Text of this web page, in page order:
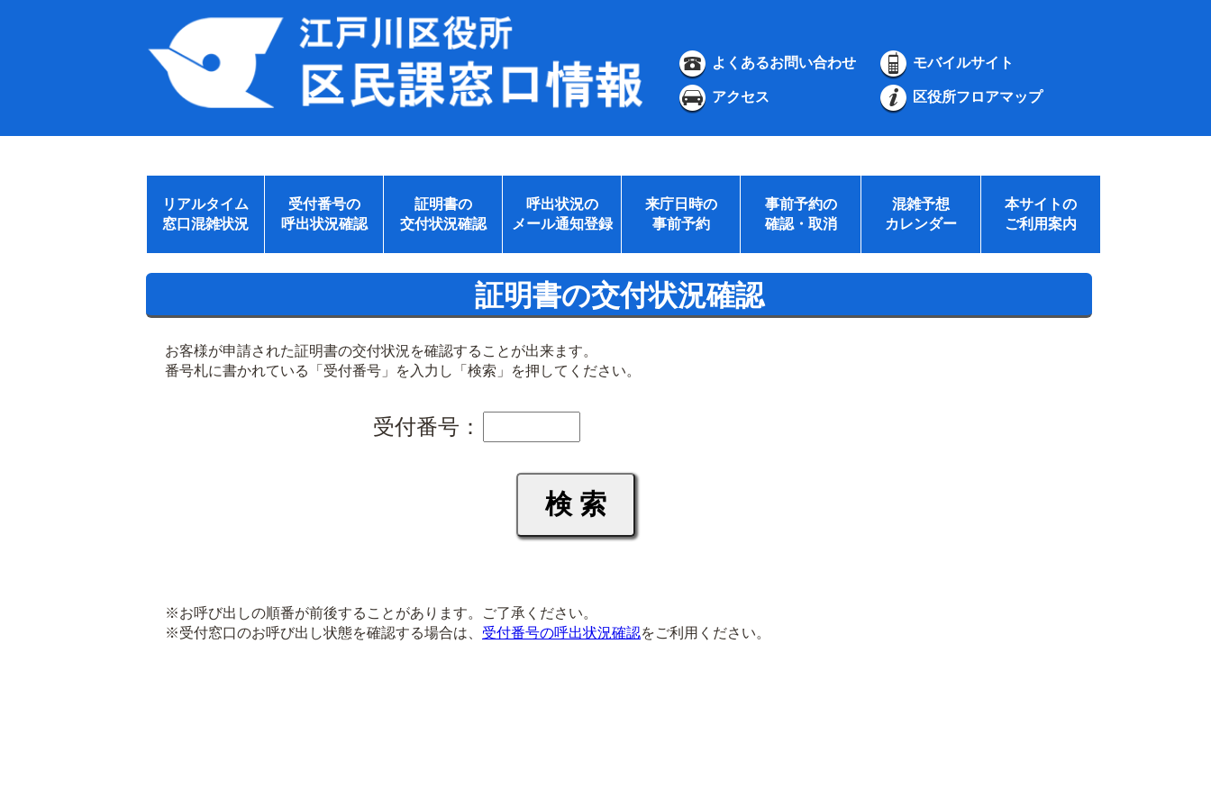
よくあるお問い合わせ モバイルサイト
アクセス 区役所フロアマップ
リアルタイム
窓口混雑状況
受付番号の
呼出状況確認
証明書の
交付状況確認
呼出状況の
メール通知登録
来庁日時の
事前予約
事前予約の
確認・取消
混雑予想
カレンダー
本サイトの
ご利用案内
証明書の交付状況確認
お客様が申請された証明書の交付状況を確認することが出来ます。
番号札に書かれている「受付番号」を入力し「検索」を押してください。
受付番号：
※お呼び出しの順番が前後することがあります。ご了承ください。
※受付窓口のお呼び出し状態を確認する場合は、 受付番号の呼出状況確認をご利用ください。